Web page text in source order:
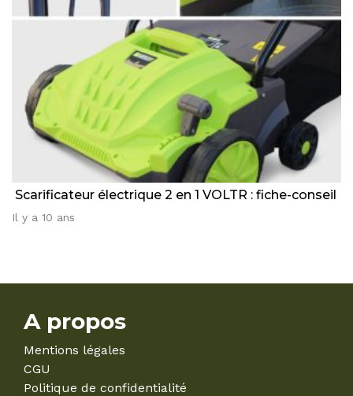
Scarificateur électrique 2 en 1 VOLTR : fiche-conseil
Il y a 10 ans
A propos
Mentions légales
CGU
Politique de confidentialité